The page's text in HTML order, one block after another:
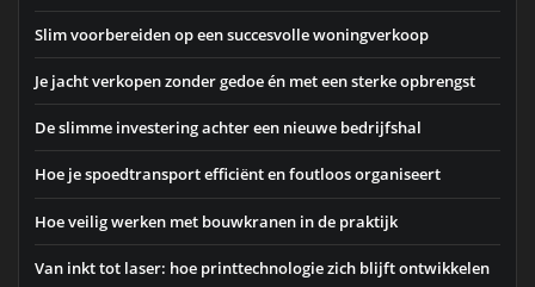
Slim voorbereiden op een succesvolle woningverkoop
Je jacht verkopen zonder gedoe én met een sterke opbrengst
De slimme investering achter een nieuwe bedrijfshal
Hoe je spoedtransport efficiënt en foutloos organiseert
Hoe veilig werken met bouwkranen in de praktijk
Van inkt tot laser: hoe printtechnologie zich blijft ontwikkelen